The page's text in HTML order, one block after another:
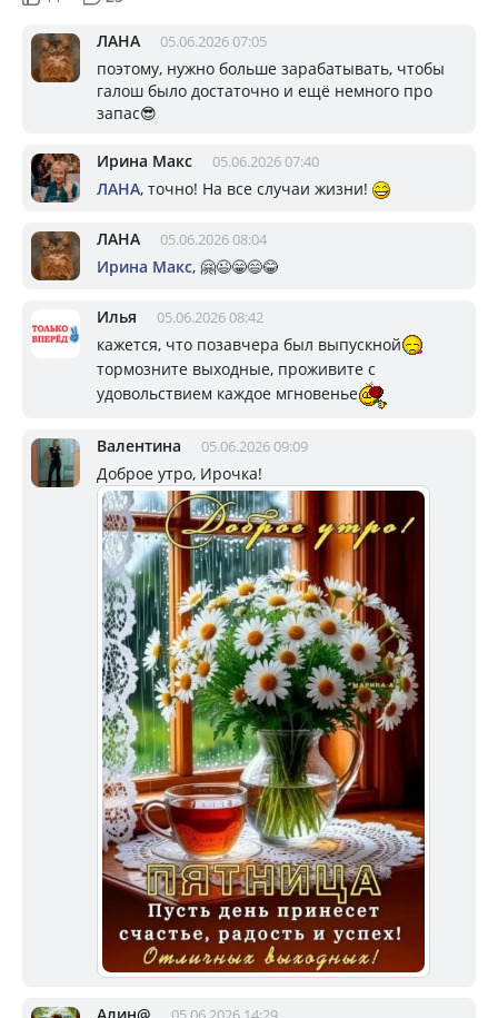
ЛАНА 05.06.2026 07:05
поэтому, нужно больше зарабатывать, чтобы
галош было достаточно и ещё немного про
запас😎
Ирина Макс 05.06.2026 07:40
ЛАНА, точно! На все случаи жизни!
ЛАНА 05.06.2026 08:04
Ирина Макс, 🤗😉😁😄😂
Илья 05.06.2026 08:42
кажется, что позавчера был выпускной
тормозните выходные, проживите с
удовольствием каждое мгновенье
Валентина 05.06.2026 09:09
Доброе утро, Ирочка!